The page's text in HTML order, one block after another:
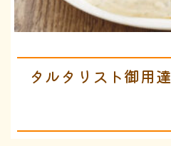
タルタリスト御用達